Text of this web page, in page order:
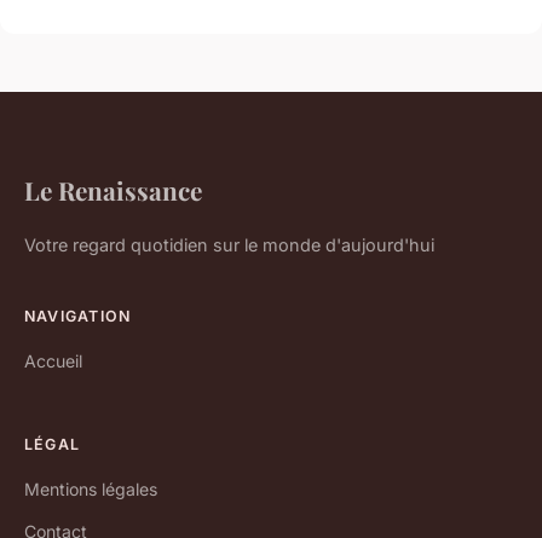
Le Renaissance
Votre regard quotidien sur le monde d'aujourd'hui
NAVIGATION
Accueil
LÉGAL
Mentions légales
Contact